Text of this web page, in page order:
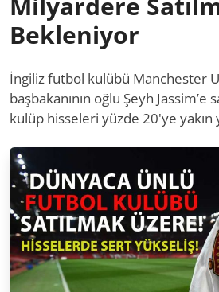
Bekleniyor
İngiliz futbol kulübü Manchester
başbakanının oğlu Şeyh Jassim’e
kulüp hisseleri yüzde 20'ye yakın